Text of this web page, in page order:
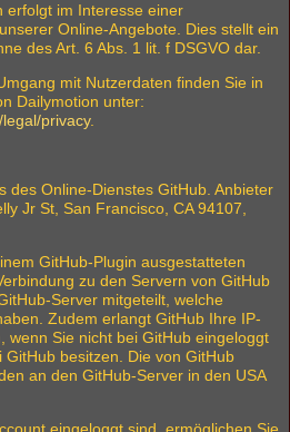
erfolgt im Interesse einer
Online-Angebote. Dies stellt ein
des Art. 6 Abs. 1 lit. f DSGVO dar.
mit Nutzerdaten finden Sie in
Dailymotion unter:
privacy.
des Online-Dienstes GitHub. Anbieter
Jr St, San Francisco, CA 94107,
GitHub-Plugin ausgestatteten
zu den Servern von GitHub
Server mitgeteilt, welche
Zudem erlangt GitHub Ihre IP-
wenn Sie nicht bei GitHub eingeloggt
besitzen. Die von GitHub
an den GitHub-Server in den USA